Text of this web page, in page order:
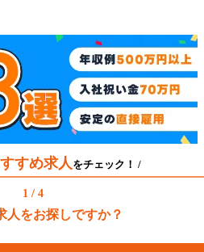
すめ求人をチェック！ /
1 / 4
人をお探しですか？